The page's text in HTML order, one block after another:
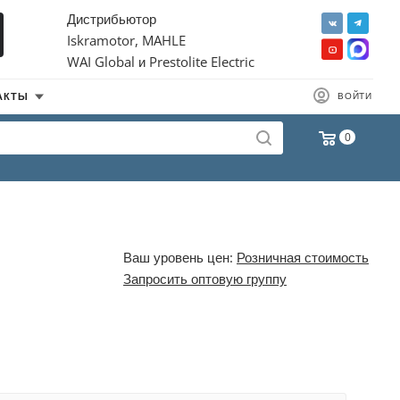
Дистрибьютор
Iskramotor, MAHLE
WAI Global и Prestolite Electric
ВОЙТИ
0
Ваш уровень цен: Розничная стоимость
Запросить оптовую группу